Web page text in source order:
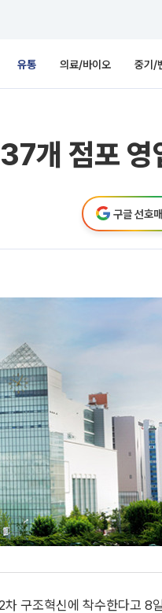
유통 의료/바이오 중기/
개 점포
구글 선호
차 구조혁신에 착수한다고 8